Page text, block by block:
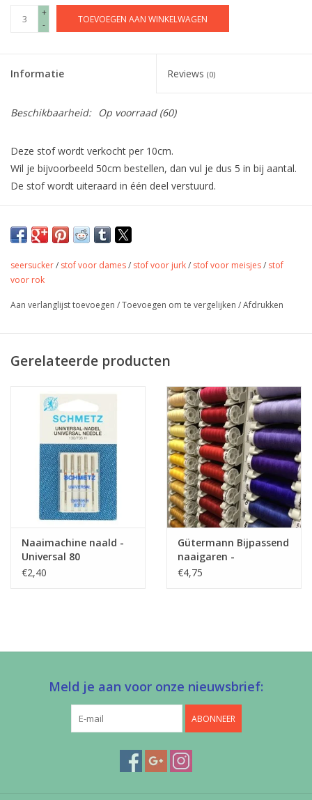
+
-
TOEVOEGEN AAN WINKELWAGEN
Informatie Reviews (0)
Beschikbaarheid: Op voorraad(60)
Deze stof wordt verkocht per 10cm.
Wil je bijvoorbeeld 50cm bestellen, dan vul je dus 5 in bij aantal.
De stof wordt uiteraard in één deel verstuurd.
Katoenen stof met kerstprint met
goudopdruk.
Kleur
Stofbreedte
145 cm
Toepassing
Jurkje, hemd, blouse, pyjama,
rokjes, accessoires, quilting,...
Stretch
nee
seersucker/ stof voor dames/ stof voor jurk/ stof voor meisjes/ stof
voor rok
Aan verlanglijst toevoegen /Toevoegen om te vergelijken /Afdrukken
Gerelateerde producten
Naaimachine naald -
Universal 80
€2,40
Gütermann Bijpassend
naaigaren -
Allesnaaigaren 200m
€4,75
Meld je aan voor onze nieuwsbrief:
ABONNEER